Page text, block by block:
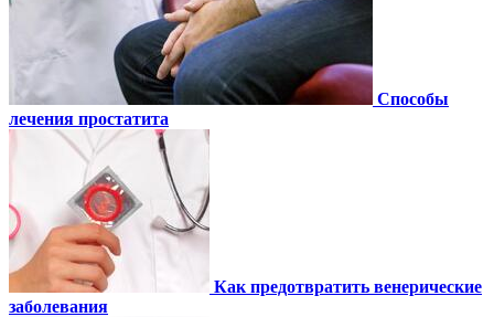
Способы
лечения простатита
Как предотвратить венерические
заболевания